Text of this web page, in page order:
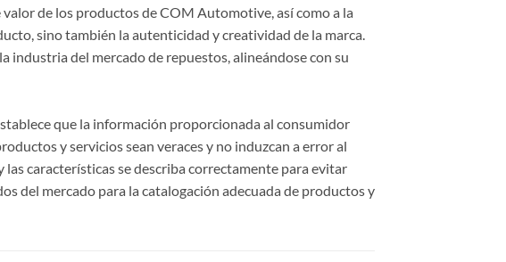
de los productos de COM Automotive, así como a la
sino también la autenticidad y creatividad de la marca.
industria del mercado de repuestos, alineándose con su
que la información proporcionada al consumidor
y servicios sean veraces y no induzcan a error al
características se describa correctamente para evitar
del mercado para la catalogación adecuada de productos y